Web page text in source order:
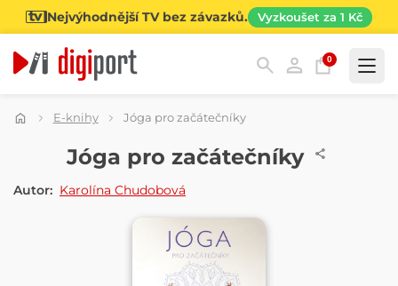
Nejvýhodnější TV bez závazků. Vyzkoušet za 1 Kč
0
Kategorie
E-knihy Jóga pro začátečníky
Jóga pro začátečníky
Autor: Karolína Chudobová